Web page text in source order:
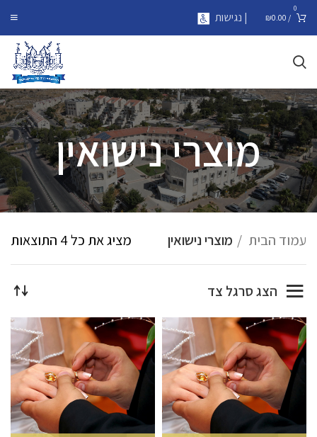
0
/
₪0.00 | נגישות
מוצרי נישואין
עמוד הבית מוצרי נישואין מציג את כל 4 התוצאות
הצג סרגל צד